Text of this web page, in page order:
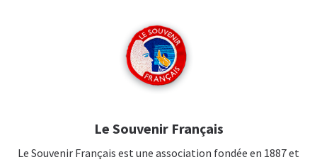
Le Souvenir Français
Le Souvenir Français est une association fondée en 1887 et